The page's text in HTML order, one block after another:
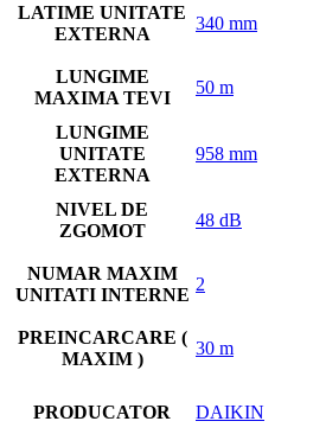
LATIME UNITATE
EXTERNA
340 mm
LUNGIME
MAXIMA TEVI
50 m
LUNGIME
UNITATE
EXTERNA
958 mm
NIVEL DE
ZGOMOT
48 dB
NUMAR MAXIM
UNITATI INTERNE
2
PREINCARCARE (
MAXIM )
30 m
PRODUCATOR DAIKIN